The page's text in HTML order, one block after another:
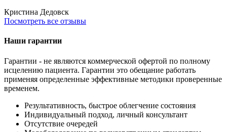
Кристина Дедовск
Посмотреть все отзывы
Наши гарантии
Гарантии - не являются коммерческой офертой по полному
исцелению пациента. Гарантии это обещание работать
применяя определенные эффективные методики проверенные
временем.
Результативность, быстрое облегчение состояния
Индивидуальный подход, личный консультант
Отсутствие очередей